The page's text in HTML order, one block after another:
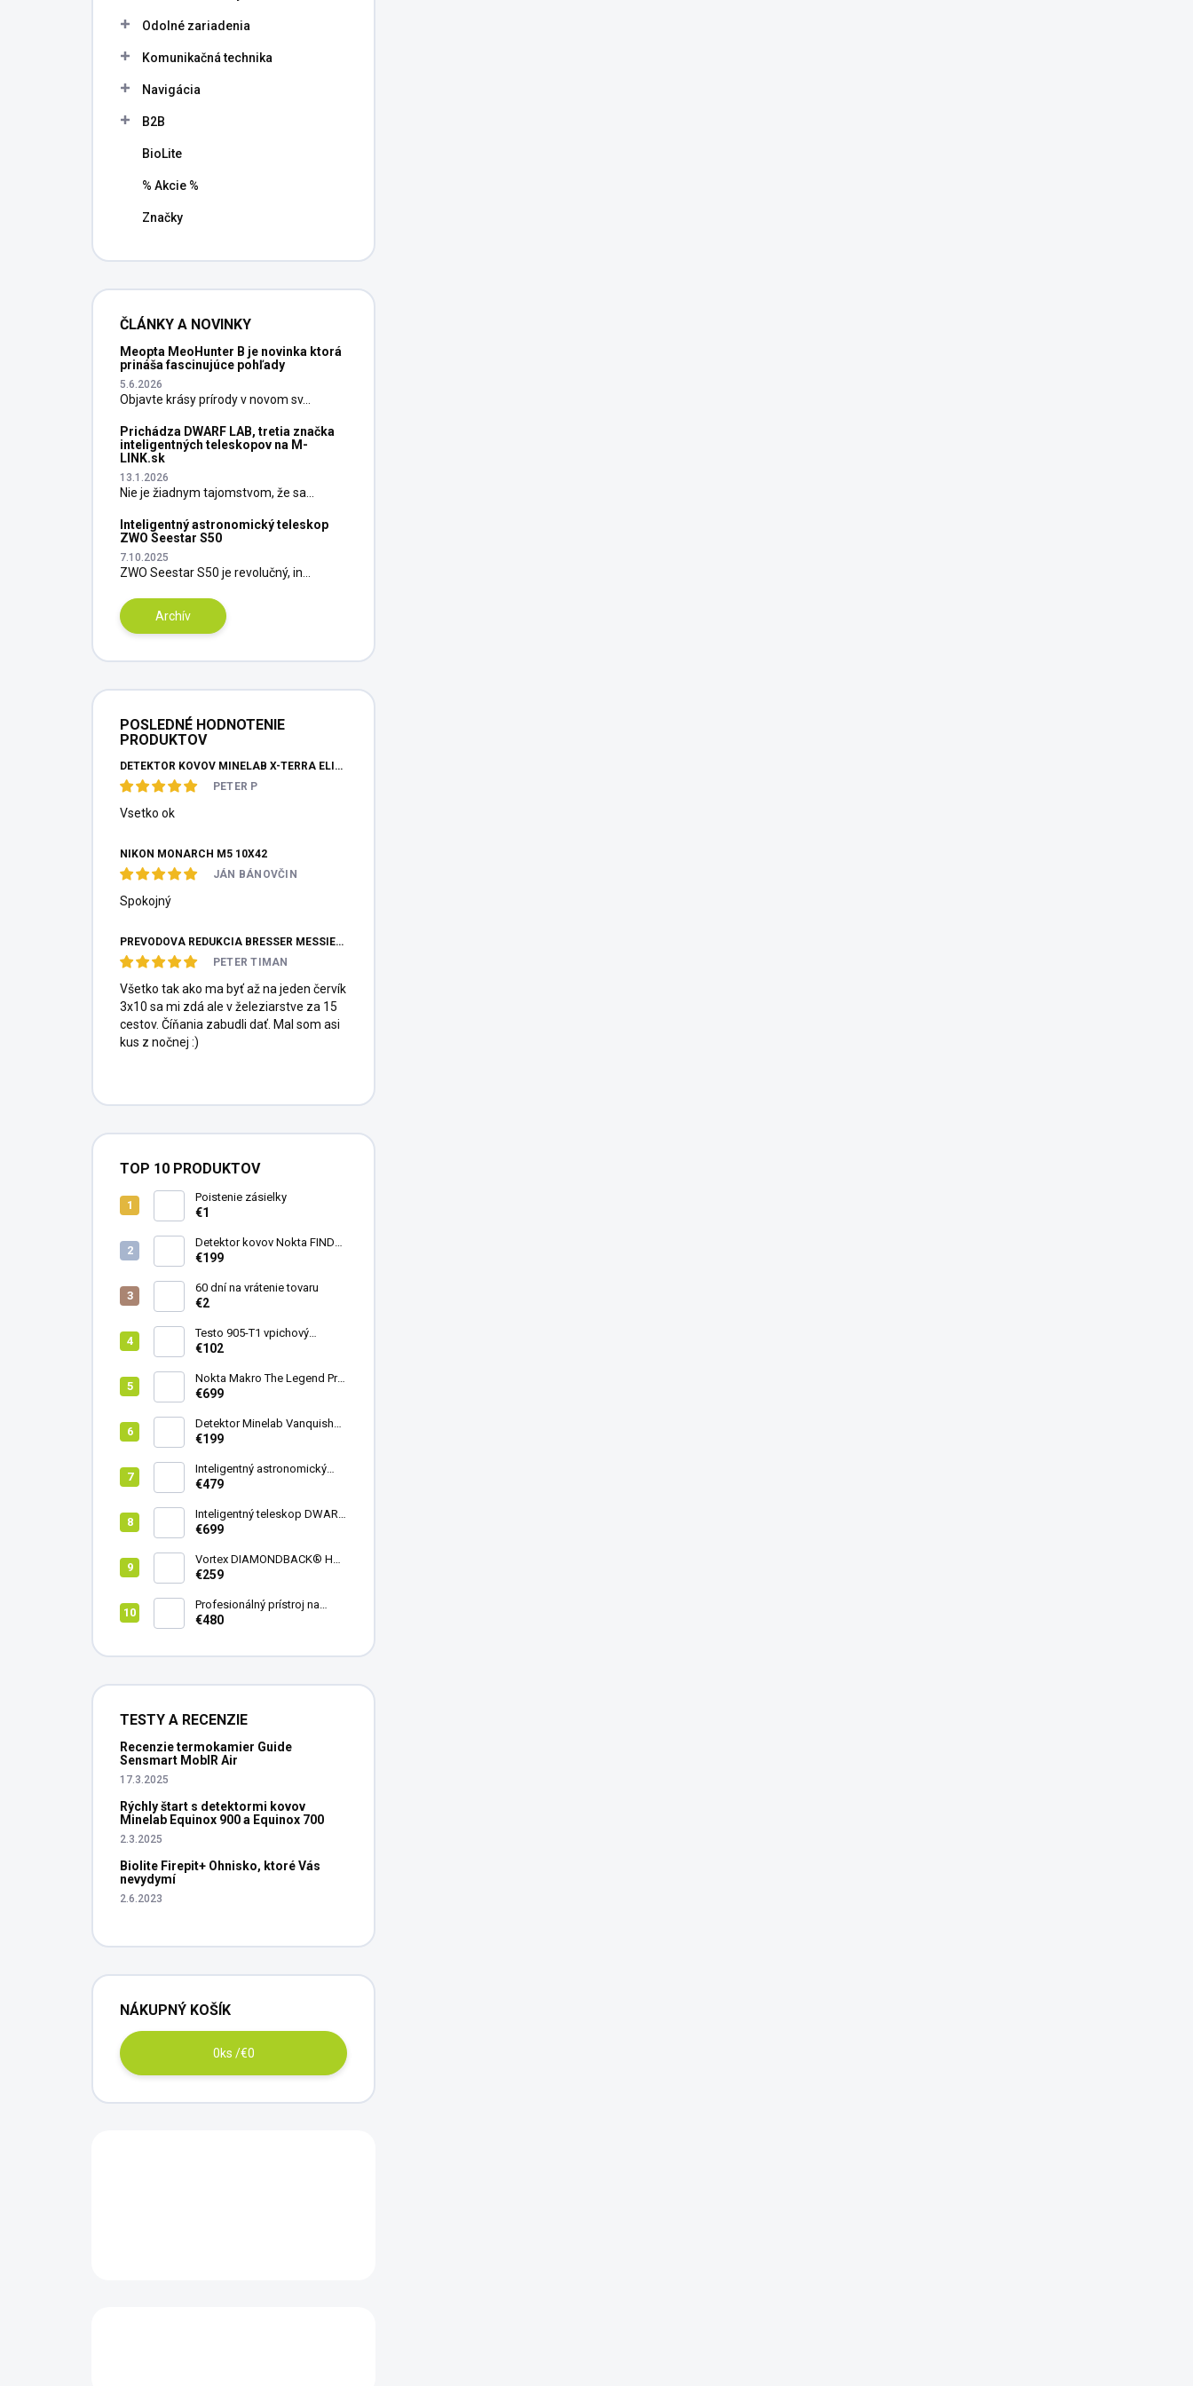
Odolné zariadenia
Komunikačná technika
Navigácia
B2B
BioLite
% Akcie %
Značky
ČLÁNKY A NOVINKY
Meopta MeoHunter B je novinka ktorá
prináša fascinujúce pohľady
5.6.2026
Objavte krásy prírody v novom sv...
Prichádza DWARF LAB, tretia značka
inteligentných teleskopov na M-
LINK.sk
13.1.2026
Nie je žiadnym tajomstvom, že sa...
Inteligentný astronomický teleskop
ZWO Seestar S50
7.10.2025
ZWO Seestar S50 je revolučný, in...
Archív
POSLEDNÉ HODNOTENIE
PRODUKTOV
DETEKTOR KOVOV MINELAB X-TERRA ELITE PINPOITER SET
PETER P
Vsetko ok
NIKON MONARCH M5 10X42
JÁN BÁNOVČIN
Spokojný
PREVODOVÁ REDUKCIA BRESSER MESSIER HEXAFOC 1:10
PETER TIMAN
Všetko tak ako ma byť až na jeden červík
3x10 sa mi zdá ale v železiarstve za 15
cestov. Číňania zabudli dať. Mal som asi
kus z nočnej :)
TOP 10 PRODUKTOV
Poistenie zásielky
€1
Detektor kovov Nokta FINDX
Pro
€199
60 dní na vrátenie tovaru
€2
Testo 905-T1 vpichový
teplomer
€102
Nokta Makro The Legend Pro
Pack - model 2024
€699
Detektor Minelab Vanquish
340
€199
Inteligentný astronomický
teleskop DwarfLab Dwarf
€479
Inteligentný teleskop DWARF
III + originálny statív DWARF 3
€699
Vortex DIAMONDBACK® HD
8X42
€259
Profesionálný prístroj na
vedenie vŕtania Laserliner
€480
TESTY A RECENZIE
Recenzie termokamier Guide
Sensmart MobIR Air
17.3.2025
Rýchly štart s detektormi kovov
Minelab Equinox 900 a Equinox 700
2.3.2025
Biolite Firepit+ Ohnisko, ktoré Vás
nevydymí
2.6.2023
NÁKUPNÝ KOŠÍK
0ks /€0